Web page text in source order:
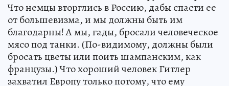
Что немцы вторглись в Россию, дабы спасти ее
от большевизма, и мы должны быть им
благодарны! А мы, гады, бросали человеческое
мясо под танки. (По-видимому, должны были
бросать цветы или поить шампанским, как
французы.) Что хороший человек Гитлер
захватил Европу только потому, что ему